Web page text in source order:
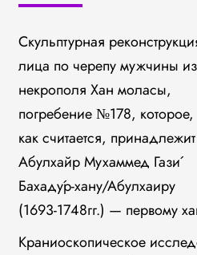
Скульптурная
лица по черепу мужчины из
некрополя Хан моласы,
погребение №178, которое,
как считается, принадлежит
Абулхайр Мухаммед Гази́
Бахаду́р-хану/Абулхаиру
(1693-1748гг.) — первому
Краниоскопическое